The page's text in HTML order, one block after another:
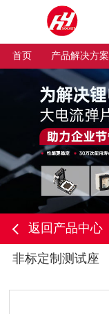
首页 产品解决方案
返回产品中心
非标定制测试座